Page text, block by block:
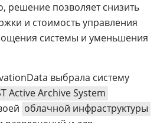
решение позволяет снизить
и стоимость управления
системы и уменьшения
выбрала систему
Active Archive System
облачной инфраструктуры